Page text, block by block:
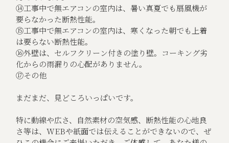
⑭工事中で無エアコンの室内は、暑い真夏でも扇風機が
要らなかった断熱性能。
⑮工事中で無エアコンの室内は、寒くなった朝でも上着
は要らない断熱性能。
⑯外壁は、セルフクリーン付きの塗り壁。コーキング劣
化からの雨漏りの心配がありません。
⑰その他
まだまだ、見どころいっぱいです。
特に動線や広さ、自然素材の空気感、断熱性能の心地良
さ等は、WEBや紙面では伝えることができないので、ぜ